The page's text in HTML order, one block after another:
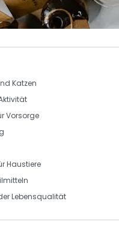
Katzen
Vorsorge
Haustiere
Lebensqualität